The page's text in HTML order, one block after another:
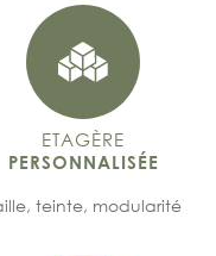
ETAGÈRE
PERSONNALISÉE
teinte, modularité